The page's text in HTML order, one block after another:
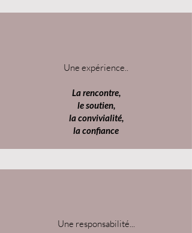
Une expérience..
La rencontre,
le soutien,
la convivialité,
la confiance​
Une responsabilité...